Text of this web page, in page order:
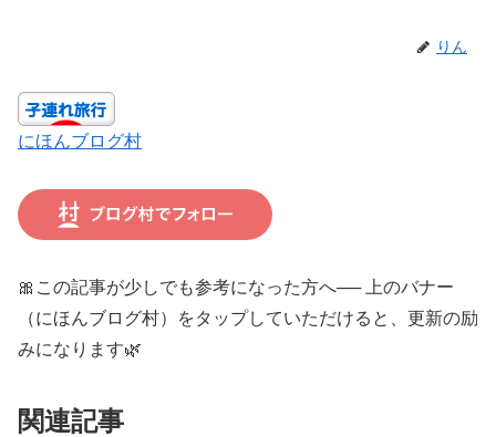
りん
にほんブログ村
🎀この記事が少しでも参考になった方へ── 上のバナー
（にほんブログ村）をタップしていただけると、更新の励
みになります🌿
関連記事